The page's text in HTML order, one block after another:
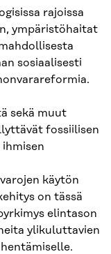
rajoissa
ympäristöhaitat
sosiaalisesti
sekä muut
fossiilisen
käytön
on tässä
elintason
ylikuluttavien